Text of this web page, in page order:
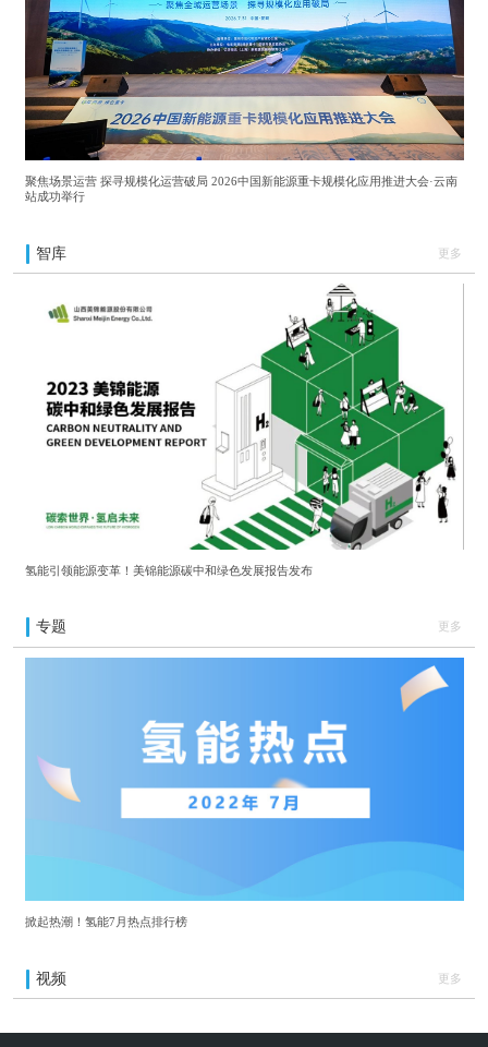
聚焦场景运营 探寻规模化运营破局 2026中国新能源重卡规模化应用推进大会·云南
站成功举行
智库 更多
氢能引领能源变革！美锦能源碳中和绿色发展报告发布
专题 更多
掀起热潮！氢能7月热点排行榜
视频 更多